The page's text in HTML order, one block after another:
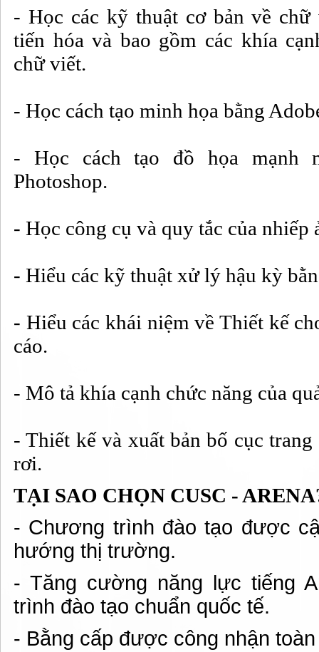
- Học các kỹ thuật cơ bản về
tiến hóa và bao gồm các khía
chữ viết.
- Học cách tạo minh họa bằng
- Học cách tạo đồ họa mạnh
Photoshop.
- Học công cụ và quy tắc của nhiếp
- Hiểu các kỹ thuật xử lý hậu kỳ
- Hiểu các khái niệm về Thiết kế
cáo.
- Mô tả khía cạnh chức năng của
- Thiết kế và xuất bản bố cục
rơi.
TẠI SAO CHỌN CUSC -
- Chương trình đào tạo được
hướng thị trường.
- Tăng cường năng lực tiếng
trình đào tạo chuẩn quốc tế.
- Bằng cấp được công nhận